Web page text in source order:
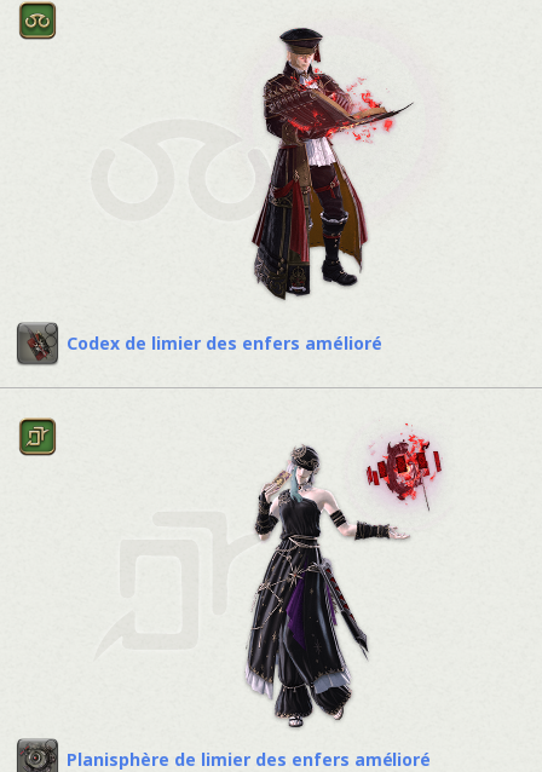
Codex de limier des enfers amélioré
Planisphère de limier des enfers amélioré